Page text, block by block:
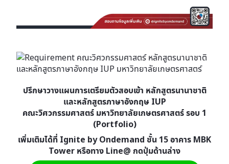
ปรึกษาวางแผนการเตรียมตัวสอบเข้า หลักสูตรนานาชาติ
และหลักสูตรภาษาอังกฤษ IUP
คณะวิศวกรรมศาสตร์ มหาวิทยาลัยเกษตรศาสตร์รอบ 1
(Portfolio)
เพิ่มเติมได้ที่ Ignite by Ondemand ชั้น 15 อาคาร MBK
Tower หรือทาง Line@ กดปุ่มด้านล่าง